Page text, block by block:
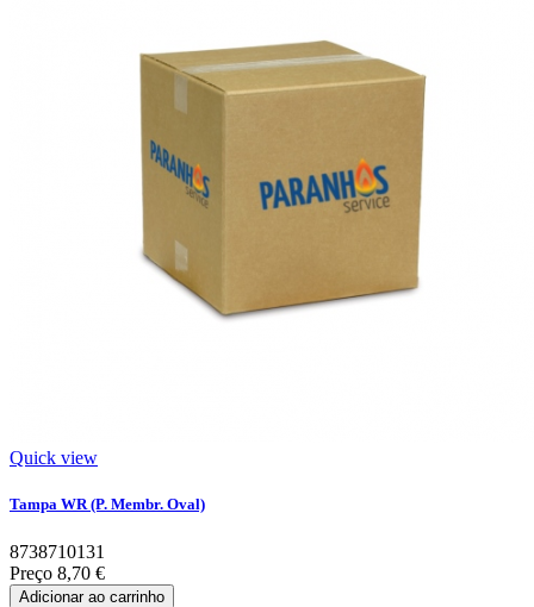
Quick view
Tampa WR (P. Membr. Oval)
8738710131
Preço 8,70 €
Adicionar ao carrinho